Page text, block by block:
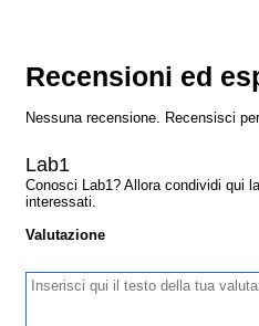
Recensioni ed
Nessuna recensione. Recensisci
Lab1
Conosci Lab1? Allora condividi qui
interessati.
Valutazione